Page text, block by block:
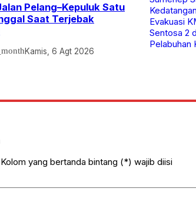
Pelang–Kepuluk Satu
Saat Terjebak
Kamis, 6 Agt 2026
yang bertanda bintang (*) wajib diisi